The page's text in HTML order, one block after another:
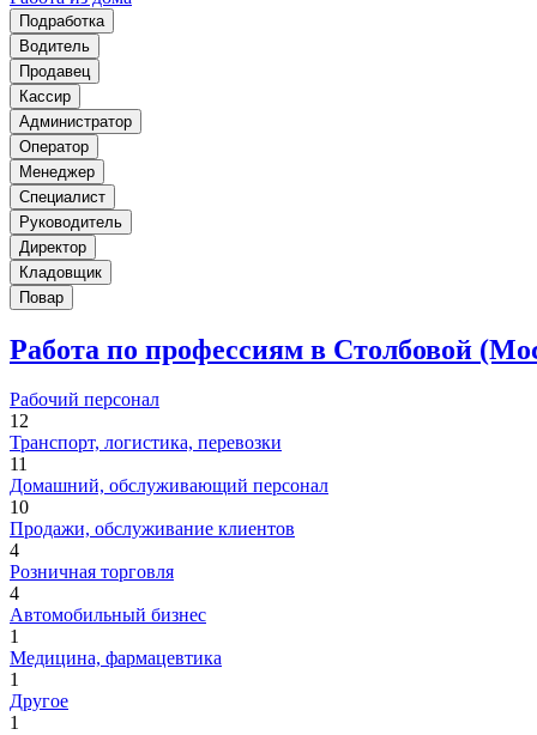
Подработка
Водитель
Продавец
Кассир
Администратор
Оператор
Менеджер
Специалист
Руководитель
Директор
Кладовщик
Повар
Работа по профессиям в Столбовой
Рабочий персонал
12
Транспорт, логистика, перевозки
11
Домашний, обслуживающий персонал
10
Продажи, обслуживание клиентов
4
Розничная торговля
4
Автомобильный бизнес
1
Медицина, фармацевтика
1
Другое
1